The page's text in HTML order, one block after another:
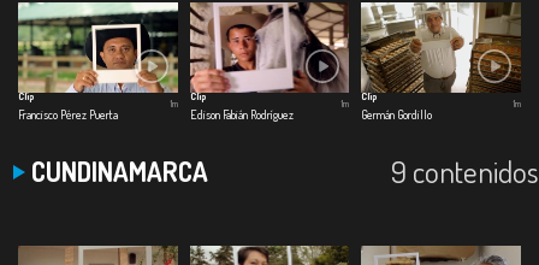
Clip
Francisco Pérez Puerta
1m
Clip
Edison Fabián Rodríguez
1m
Clip
Germán Gordillo
1m
CUNDINAMARCA 9 contenidos